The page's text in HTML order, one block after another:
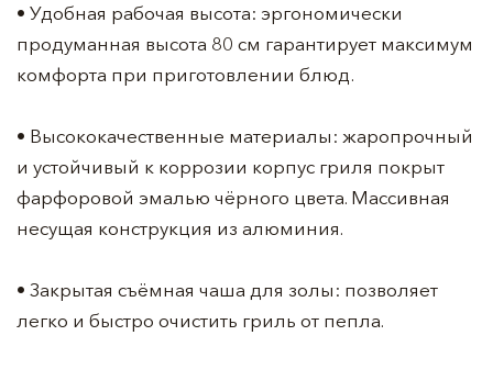
• Удобная рабочая высота: эргономически
продуманная высота 80 см гарантирует максимум
комфорта при приготовлении блюд.
• Высококачественные материалы: жаропрочный
и устойчивый к коррозии корпус гриля покрыт
фарфоровой эмалью чёрного цвета. Массивная
несущая конструкция из алюминия.
• Закрытая съёмная чаша для золы: позволяет
легко и быстро очистить гриль от пепла.